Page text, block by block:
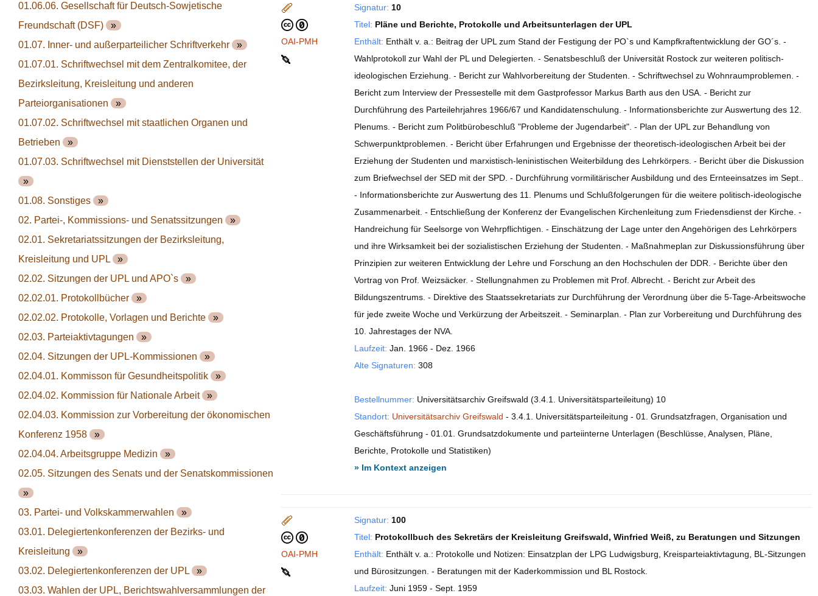
01.06.06. Gesellschaft für Deutsch-Sowjetische
Freundschaft (DSF) »
01.07. Inner- und außerparteilicher Schriftverkehr »
01.07.01. Schriftwechsel mit dem Zentralkomitee, der
Bezirksleitung, Kreisleitung und anderen
Parteiorganisationen »
01.07.02. Schriftwechsel mit staatlichen Organen und
Betrieben »
01.07.03. Schriftwechsel mit Dienststellen der Universität
»
01.08. Sonstiges »
02. Partei-, Kommissions- und Senatssitzungen »
02.01. Sekretariatssitzungen der Bezirksleitung,
Kreisleitung und UPL »
02.02. Sitzungen der UPL und APO`s »
02.02.01. Protokollbücher »
02.02.02. Protokolle, Vorlagen und Berichte »
02.03. Parteiaktivtagungen »
02.04. Sitzungen der UPL-Kommissionen »
02.04.01. Kommisson für Gesundheitspolitik »
02.04.02. Kommission für Nationale Arbeit »
02.04.03. Kommission zur Vorbereitung der ökonomischen
Konferenz 1958 »
02.04.04. Arbeitsgruppe Medizin »
02.05. Sitzungen des Senats und der Senatskommissionen
»
03. Partei- und Volkskammerwahlen »
03.01. Delegiertenkonferenzen der Bezirks- und
Kreisleitung »
03.02. Delegiertenkonferenzen der UPL »
03.03. Wahlen der UPL, Berichtswahlversammlungen der
OAI-PMH
Signatur: 10
Titel: Pläne und Berichte, Protokolle und Arbeitsunterlagen der UPL
Enthält: Enthält v. a.: Beitrag der UPL zum Stand der Festigung der PO`s und Kampfkraftentwicklung der GO´s. -
Wahlprotokoll zur Wahl der PL und Delegierten. - Senatsbeschluß der Universität Rostock zur weiteren politisch-
ideologischen Erziehung. - Bericht zur Wahlvorbereitung der Studenten. - Schriftwechsel zu Wohnraumproblemen. -
Bericht zum Interview der Pressestelle mit dem Gastprofessor Markus Barth aus den USA. - Bericht zur
Durchführung des Parteilehrjahres 1966/67 und Kandidatenschulung. - Informationsberichte zur Auswertung des 12.
Plenums. - Bericht zum Politbürobeschluß "Probleme der Jugendarbeit". - Plan der UPL zur Behandlung von
Schwerpunktproblemen. - Bericht über Erfahrungen und Ergebnisse der theoretisch-ideologischen Arbeit bei der
Erziehung der Studenten und marxistisch-leninistischen Weiterbildung des Lehrkörpers. - Bericht über die Diskussion
zum Briefwechsel der SED mit der SPD. - Durchführung vormilitärischer Ausbildung und des Ernteeinsatzes im Sept..
- Informationsberichte zur Auswertung des 11. Plenums und Schlußfolgerungen für die weitere politisch-ideologische
Zusammenarbeit. - Entschließung der Konferenz der Evangelischen Kirchenleitung zum Friedensdienst der Kirche. -
Handreichung für Seelsorge von Wehrpflichtigen. - Einschätzung der Lage unter den Angehörigen des Lehrkörpers
und ihre Wirksamkeit bei der sozialistischen Erziehung der Studenten. - Maßnahmeplan zur Diskussionsführung über
Prinzipien zur weiteren Entwicklung der Lehre und Forschung an den Hochschulen der DDR. - Berichte über den
Vortrag von Prof. Weizsäcker. - Stellungnahmen zu Problemen mit Prof. Albrecht. - Bericht zur Arbeit des
Bildungszentrums. - Direktive des Staatssekretariats zur Durchführung der Verordnung über die 5-Tage-Arbeitswoche
für jede zweite Woche und Verkürzung der Arbeitszeit. - Seminarplan. - Plan zur Vorbereitung und Durchführung des
10. Jahrestages der NVA.
Laufzeit: Jan. 1966 - Dez. 1966
Alte Signaturen: 308
Bestellnummer: Universitätsarchiv Greifswald (3.4.1. Universitätsparteileitung) 10
Standort: Universitätsarchiv Greifswald - 3.4.1. Universitätsparteileitung - 01. Grundsatzfragen, Organisation und
Geschäftsführung - 01.01. Grundsatzdokumente und parteiinterne Unterlagen (Beschlüsse, Analysen, Pläne,
Berichte, Protokolle und Statistiken)
» Im Kontext anzeigen
OAI-PMH
Signatur: 100
Titel: Protokollbuch des Sekretärs der Kreisleitung Greifswald, Winfried Weiß, zu Beratungen und Sitzungen
Enthält: Enthält v. a.: Protokolle und Notizen: Einsatzplan der LPG Ludwigsburg, Kreisparteiaktivtagung, BL-Sitzungen
und Bürositzungen. - Beratungen mit der Kaderkommission und BL Rostock.
Laufzeit: Juni 1959 - Sept. 1959